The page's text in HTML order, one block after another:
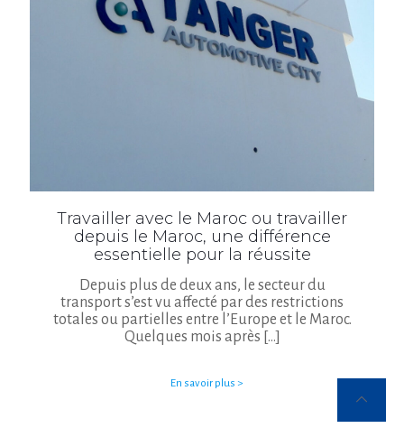
Travailler avec le Maroc ou travailler
depuis le Maroc, une différence
essentielle pour la réussite
Depuis plus de deux ans, le secteur du
transport s’est vu affecté par des restrictions
totales ou partielles entre l’Europe et le Maroc.
Quelques mois après […]
En savoir plus >